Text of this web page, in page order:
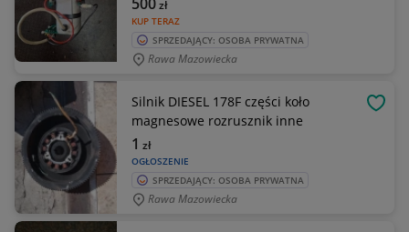
KUP TERAZ
zł
SPRZEDAJĄCY: OSOBA PRYWATNA
Rawa Mazowiecka
Silnik DIESEL 178F części koło
magnesowe rozrusznik inne
OGŁOSZENIE
1 zł
SPRZEDAJĄCY: OSOBA PRYWATNA
Rawa Mazowiecka